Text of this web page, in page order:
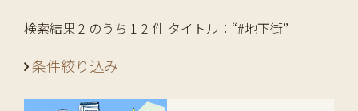
検索結果 2 のうち 1-2 件 タイトル：“#地下街”
条件絞り込み